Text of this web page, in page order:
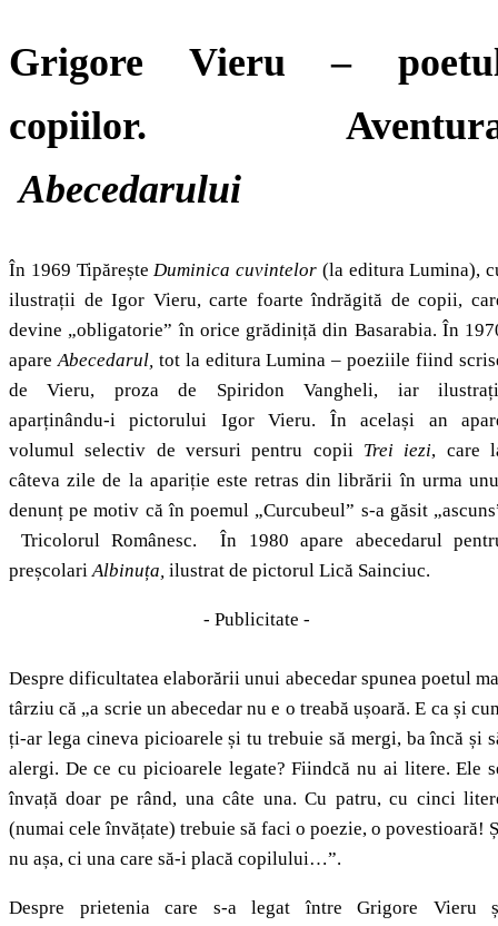
Grigore Vieru –
copiilor.
Abecedarului
În 1969 TipăreșteDuminica cuvintelor (la editura Lumina),
ilustrații de Igor Vieru, carte foarte îndrăgită de copii,
devine „obligatorie” în orice grădiniță din Basarabia. În
apareAbecedarul, tot la editura Lumina – poeziile fiind
de Vieru, proza de Spiridon Vangheli, iar
aparținându-i pictorului Igor Vieru. În același an
volumul selectiv de versuri pentru copii Trei iezi, care
câteva zile de la apariție este retras din librării în urma
denunț pe motiv că în poemul „Curcubeul” s-a găsit
Tricolorul Românesc. În 1980 apare abecedarul
preșcolariAlbinuța, ilustrat de pictorul Lică Sainciuc.
- Publicitate -
Despre dificultatea elaborării unui abecedar spunea poetul
târziu că „a scrie un abecedar nu e o treabă ușoară. E ca și
ți‑ar lega cineva picioarele și tu trebuie să mergi, ba încă și
alergi. De ce cu picioarele legate? Fiindcă nu ai litere. Ele
învață doar pe rând, una câte una. Cu patru, cu cinci
(numai cele învă­țate) trebuie să faci o poezie, o poves­tioară!
nu așa, ci una care să‑i placă copilului…”.
Despre prietenia care s-a legat între Grigore Vieru